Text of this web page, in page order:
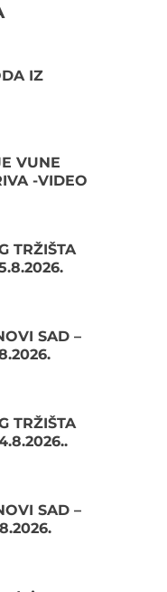
IZ
VUNE
-VIDEO
TRŽIŠTA
SAD –
TRŽIŠTA
SAD –